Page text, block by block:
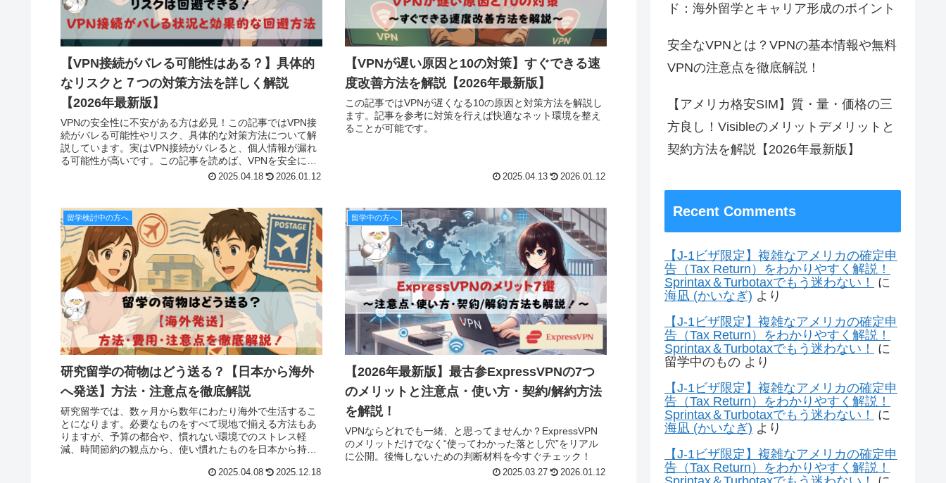
【VPN接続がバレる可能性はある？】具体的
なリスクと７つの対策方法を詳しく解説
【2026年最新版】
VPNの安全性に不安がある方は必見！この記事ではVPN接
続がバレる可能性やリスク、具体的な対策方法について解
説しています。実はVPN接続がバレると、個人情報が漏れ
る可能性が高いです。この記事を読めば、VPNを安全に利
2025.04.18 2026.01.12
【VPNが遅い原因と10の対策】すぐできる速
度改善方法を解説【2026年最新版】
この記事ではVPNが遅くなる10の原因と対策方法を解説し
ます。記事を参考に対策を行えば快適なネット環境を整え
ることが可能です。
2025.04.13 2026.01.12
留学検討中の方へ
研究留学の荷物はどう送る？【日本から海外
へ発送】方法・注意点を徹底解説
研究留学では、数ヶ月から数年にわたり海外で生活するこ
とになります。必要なものをすべて現地で揃える方法もあ
りますが、予算の都合や、慣れない環境でのストレス軽
減、時間節約の観点から、使い慣れたものを日本から持参
2025.04.08 2025.12.18
留学中の方へ
【2026年最新版】最古参ExpressVPNの7つ
のメリットと注意点・使い方・契約/解約方法
を解説！
VPNならどれでも一緒、と思ってませんか？ExpressVPN
のメリットだけでなく“使ってわかった落とし穴”をリアル
に公開。後悔しないための判断材料を今すぐチェック！
2025.03.27 2026.01.12
ド：海外留学とキャリア形成のポイント
安全なVPNとは？VPNの基本情報や無料
VPNの注意点を徹底解説！
【アメリカ格安SIM】質・量・価格の三
方良し！Visibleのメリットデメリットと
契約方法を解説【2026年最新版】
Recent Comments
【J-1ビザ限定】複雑なアメリカの確定申
告（Tax Return）をわかりやすく解説！
Sprintax＆Turbotaxでもう迷わない！
に
海凪 (かいなぎ) より
【J-1ビザ限定】複雑なアメリカの確定申
告（Tax Return）をわかりやすく解説！
Sprintax＆Turbotaxでもう迷わない！
に
留学中のもの より
【J-1ビザ限定】複雑なアメリカの確定申
告（Tax Return）をわかりやすく解説！
Sprintax＆Turbotaxでもう迷わない！
に
海凪 (かいなぎ) より
【J-1ビザ限定】複雑なアメリカの確定申
告（Tax Return）をわかりやすく解説！